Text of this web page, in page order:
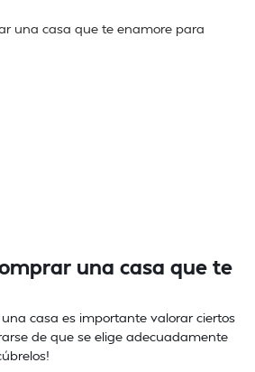
una casa que te
casa es importante valorar ciertos
de que se elige adecuadamente